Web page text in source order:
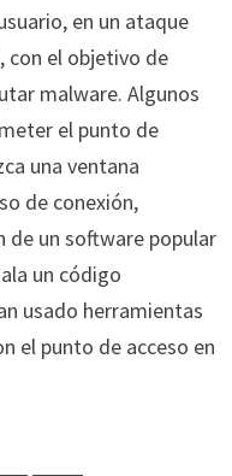
en un ataque
con el objetivo de
malware. Algunos
el punto de
una ventana
de conexión,
de un software popular
un código
usado herramientas
el punto de acceso en